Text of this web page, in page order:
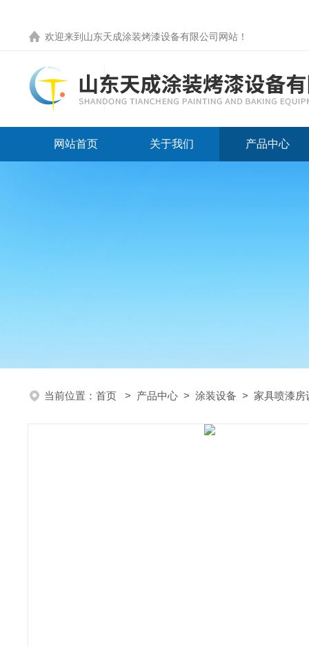
欢迎来到 山东天成涂装烤漆设备有限公司网站 ！
网站首页 关于我们 产品中心
当前位置： 首页 > 产品中心 > 涂装设备 > 家具喷漆房